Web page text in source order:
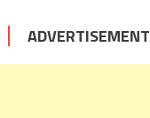
ADVERTISEMENT